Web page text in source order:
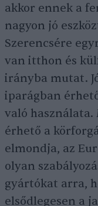
akkor ennek a
nagyon jó
Szerencsére
van itthon és
irányba mutat.
iparágban
való
érhető a
elmondja, az
olyan
gyártókat arra,
elsődlegesen a